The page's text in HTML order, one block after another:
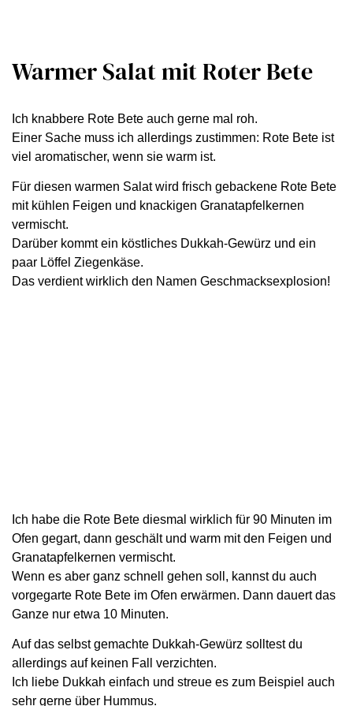
Warmer Salat mit Roter Bete
Ich knabbere Rote Bete auch gerne mal roh.
Einer Sache muss ich allerdings zustimmen: Rote Bete ist
viel aromatischer, wenn sie warm ist.
Für diesen warmen Salat wird frisch gebackene Rote Bete
mit kühlen Feigen und knackigen Granatapfelkernen
vermischt.
Darüber kommt ein köstliches Dukkah-Gewürz und ein
paar Löffel Ziegenkäse.
Das verdient wirklich den Namen Geschmacksexplosion!
Ich habe die Rote Bete diesmal wirklich für 90 Minuten im
Ofen gegart, dann geschält und warm mit den Feigen und
Granatapfelkernen vermischt.
Wenn es aber ganz schnell gehen soll, kannst du auch
vorgegarte Rote Bete im Ofen erwärmen. Dann dauert das
Ganze nur etwa 10 Minuten.
Auf das selbst gemachte Dukkah-Gewürz solltest du
allerdings auf keinen Fall verzichten.
Ich liebe Dukkah einfach und streue es zum Beispiel auch
sehr gerne über Hummus.